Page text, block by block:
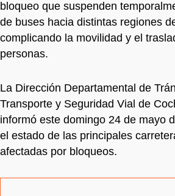
bloqueo que suspenden
de buses hacia distintas regiones
complicando la movilidad y el
personas.
La Dirección Departamental de
Transporte y Seguridad Vial de
informó este domingo 24 de mayo
el estado de las principales
afectadas por bloqueos.